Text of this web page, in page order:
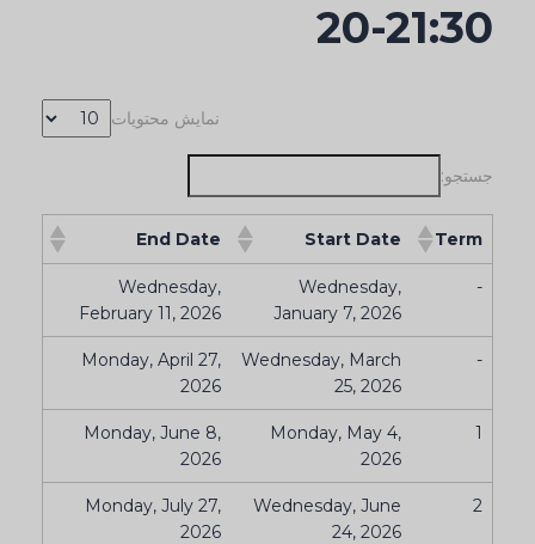
20-21:30
نمایش محتویات
جستجو:
Term
Start Date
End Date
-
Wednesday,
January 7, 2026
Wednesday,
February 11, 2026
-
Wednesday, March
25, 2026
Monday, April 27,
2026
1
Monday, May 4,
2026
Monday, June 8,
2026
2
Wednesday, June
24, 2026
Monday, July 27,
2026